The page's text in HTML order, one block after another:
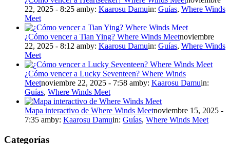
22, 2025 - 8:25 amby: Kaarosu Damuin: Guías, Where Winds
Meet
¿Cómo vencer a Tian Ying? Where Winds Meetnoviembre
22, 2025 - 8:12 amby: Kaarosu Damuin: Guías, Where Winds
Meet
¿Cómo vencer a Lucky Seventeen? Where Winds
Meetnoviembre 22, 2025 - 7:58 amby: Kaarosu Damuin:
Guías, Where Winds Meet
Mapa interactivo de Where Winds Meetnoviembre 15, 2025 -
7:35 amby: Kaarosu Damuin: Guías, Where Winds Meet
Categorías